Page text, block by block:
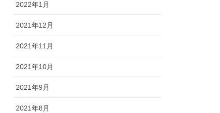
2022年1月
2021年12月
2021年11月
2021年10月
2021年9月
2021年8月